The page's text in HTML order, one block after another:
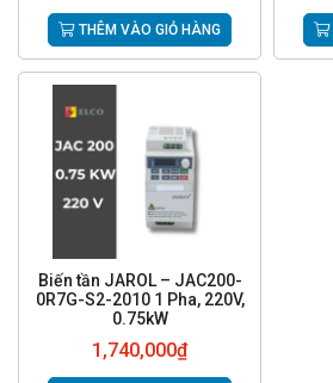
THÊM VÀO GIỎ HÀNG
Biến tần JAROL – JAC200-
0R7G-S2-2010 1 Pha, 220V,
0.75kW
1,740,000₫